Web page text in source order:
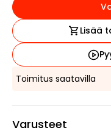
Lisää
Toimitus saatavilla
Varusteet